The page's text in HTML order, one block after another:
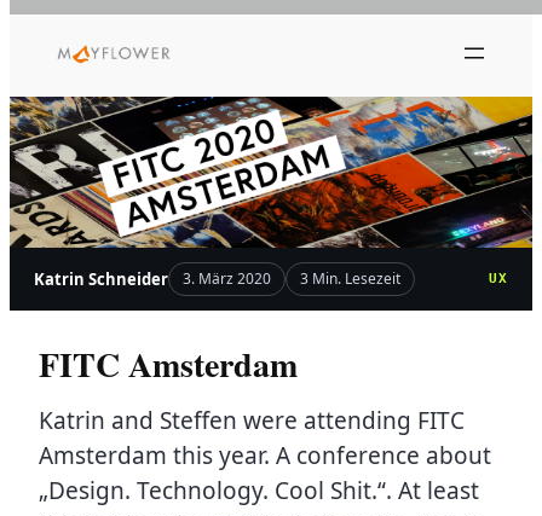
Inhalt
Katrin Schneider 3. März 2020 3 Min. Lesezeit UX
FITC Amsterdam
Katrin and Steffen were attending FITC
Amsterdam this year. A conference about
„Design. Technology. Cool Shit.“. At least